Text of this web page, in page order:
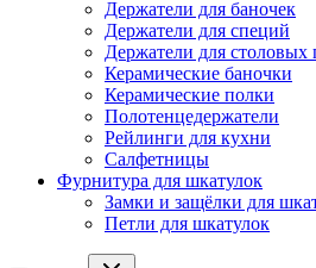
Держатели для баночек
Держатели для специй
Держатели для столовых
Керамические баночки
Керамические полки
Полотенцедержатели
Рейлинги для кухни
Салфетницы
Фурнитура для шкатулок
Замки и защёлки для
Петли для шкатулок